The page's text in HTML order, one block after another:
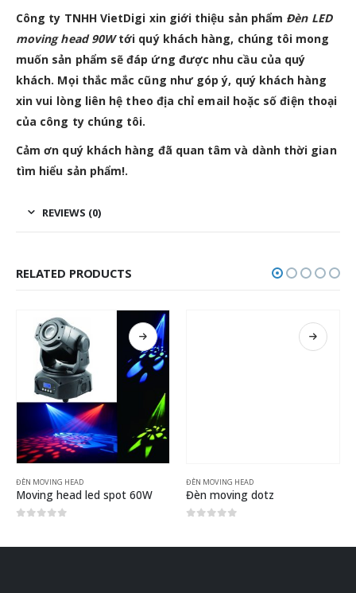
Công ty TNHH VietDigi xin giới thiệu sản phẩm Đèn LED
moving head 90Wtới quý khách hàng, chúng tôi mong
muốn sản phẩm sẽ đáp ứng được nhu cầu của quý
khách. Mọi thắc mắc cũng như góp ý, quý khách hàng
xin vui lòng liên hệ theo địa chỉ email hoặc số điện thoại
của công ty chúng tôi.
Cảm ơn quý khách hàng đã quan tâm và dành thời gian
tìm hiểu sản phẩm!.
REVIEWS (0)
RELATED PRODUCTS
ĐÈN MOVING HEAD
Moving head led spot 60W
ĐÈN MOVING HEAD
Đèn moving dotz